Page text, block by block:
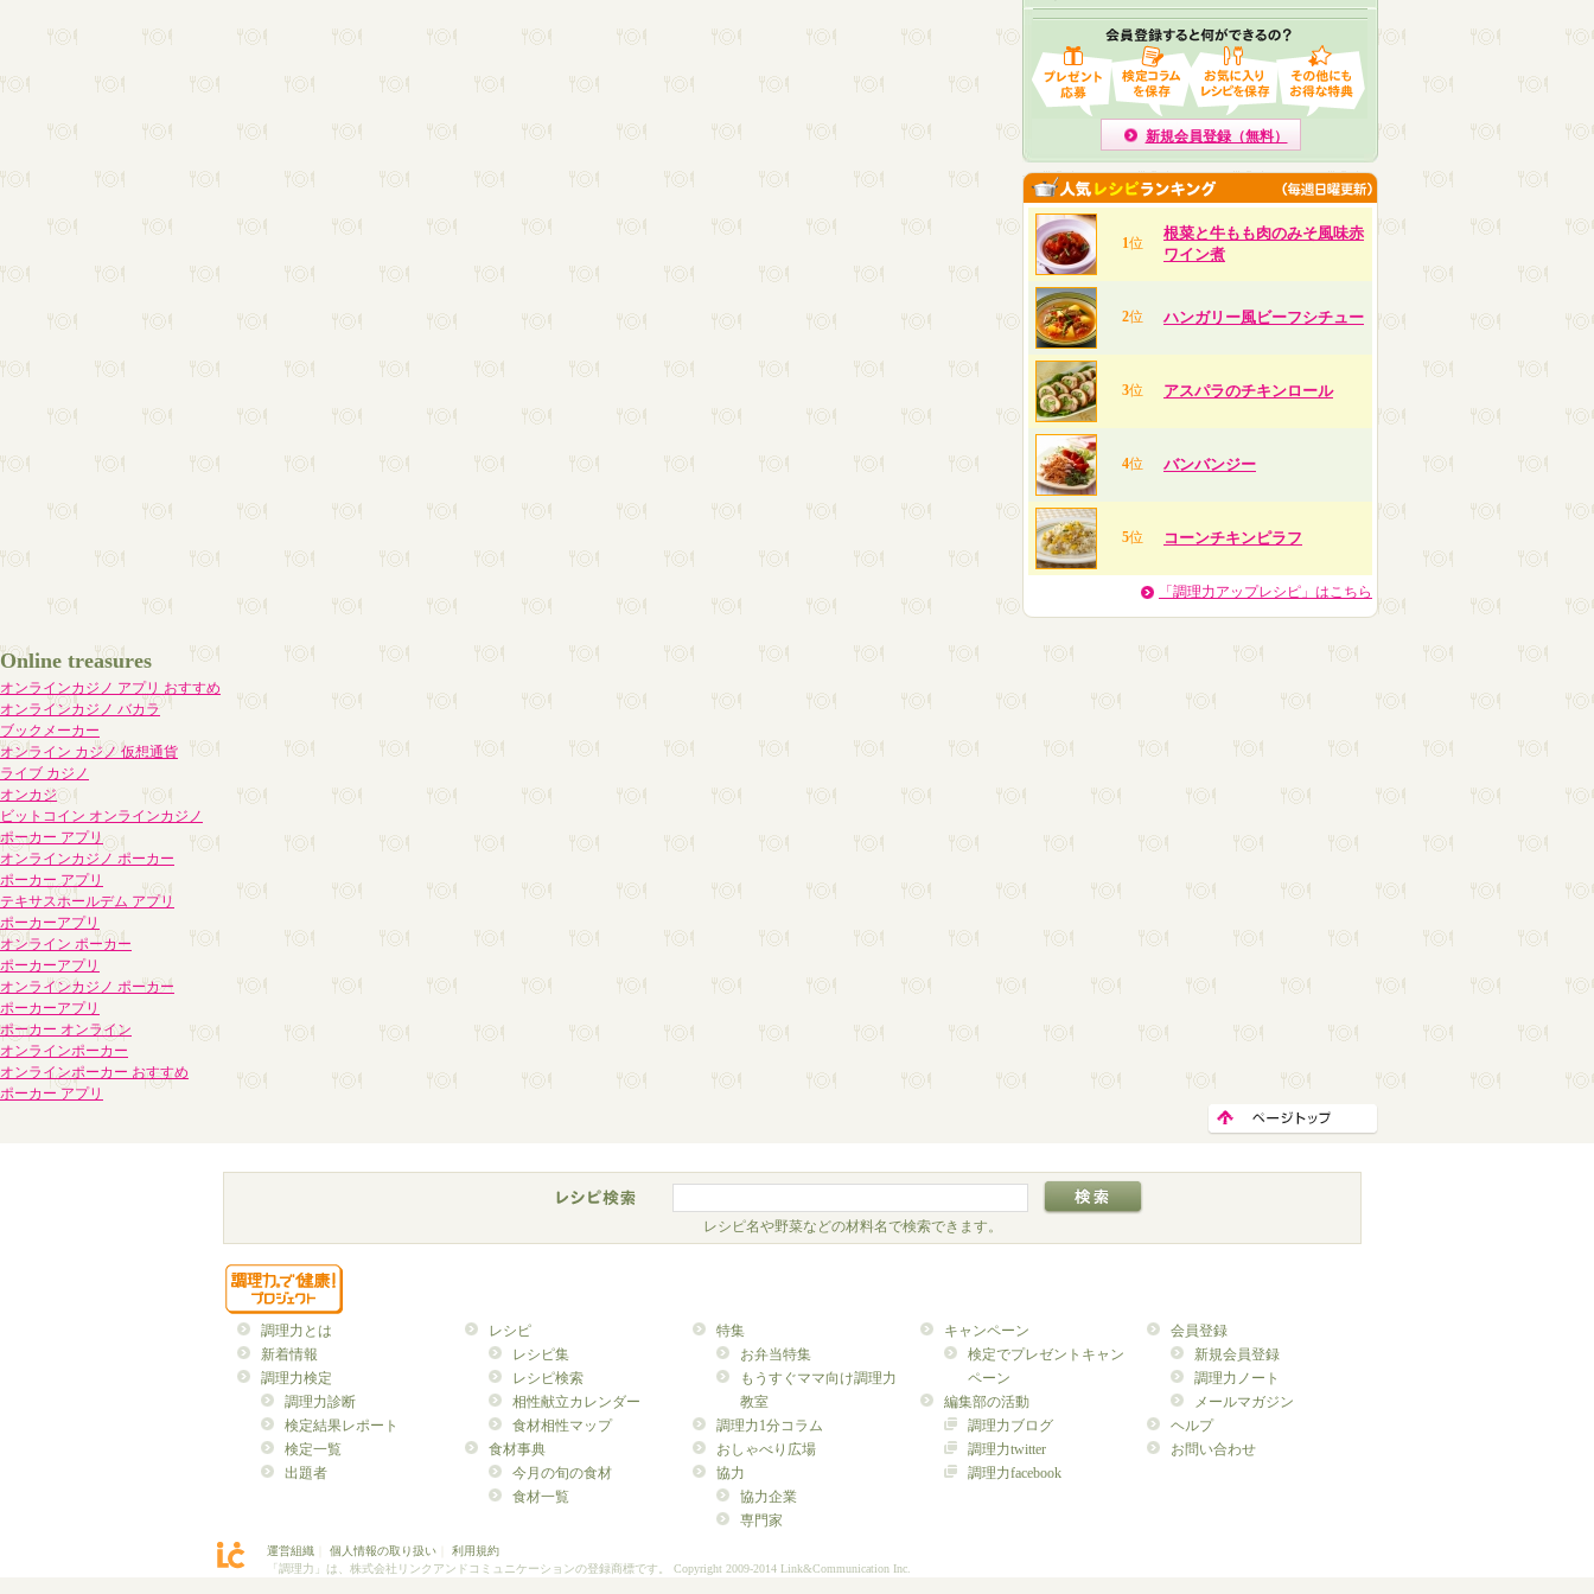
新規会員登録（無料）
1位
根菜と牛もも肉のみそ風味赤
ワイン煮
2位 ハンガリー風ビーフシチュー
3位 アスパラのチキンロール
4位 バンバンジー
5位 コーンチキンピラフ
「調理力アップレシピ」はこちら
Online treasures
オンラインカジノ アプリ おすすめ
オンラインカジノ バカラ
ブックメーカー
オンライン カジノ 仮想通貨
ライブ カジノ
オンカジ
ビットコイン オンラインカジノ
ポーカー アプリ
オンラインカジノ ポーカー
ポーカー アプリ
テキサスホールデム アプリ
ポーカーアプリ
オンライン ポーカー
ポーカーアプリ
オンラインカジノ ポーカー
ポーカーアプリ
ポーカー オンライン
オンラインポーカー
オンラインポーカー おすすめ
ポーカー アプリ
レシピ名や野菜などの材料名で検索できます。
調理力とは
新着情報
調理力検定
調理力診断
検定結果レポート
検定一覧
出題者
レシピ
レシピ集
レシピ検索
相性献立カレンダー
食材相性マップ
食材事典
今月の旬の食材
食材一覧
特集
お弁当特集
もうすぐママ向け調理力
教室
調理力1分コラム
おしゃべり広場
協力
協力企業
専門家
キャンペーン
検定でプレゼントキャン
ペーン
編集部の活動
調理力ブログ
調理力twitter
調理力facebook
会員登録
新規会員登録
調理力ノート
メールマガジン
ヘルプ
お問い合わせ
運営組織 個人情報の取り扱い
利用規約
「調理力」は、株式会社リンクアンドコミュニケーションの登録商標です。 Copyright 2009-2014 Link&Communication Inc.